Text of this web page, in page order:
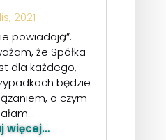
2021
powiadają”.
że Spółka
dla każdego,
będzie
o czym
więcej…